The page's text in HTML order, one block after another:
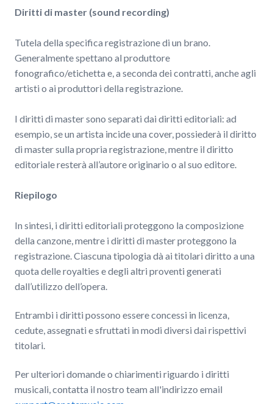
Diritti di master (sound recording)
Tutela della specifica registrazione di un brano.
Generalmente spettano al produttore
fonografico/etichetta e, a seconda dei contratti, anche agli
artisti o ai produttori della registrazione.
I diritti di master sono separati dai diritti editoriali: ad
esempio, se un artista incide una cover, possiederà il diritto
di master sulla propria registrazione, mentre il diritto
editoriale resterà all’autore originario o al suo editore.
Riepilogo
In sintesi, i diritti editoriali proteggono la composizione
della canzone, mentre i diritti di master proteggono la
registrazione. Ciascuna tipologia dà ai titolari diritto a una
quota delle royalties e degli altri proventi generati
dall’utilizzo dell’opera.
Entrambi i diritti possono essere concessi in licenza,
cedute, assegnati e sfruttati in modi diversi dai rispettivi
titolari.
Per ulteriori domande o chiarimenti riguardo i diritti
musicali, contatta il nostro team all'indirizzo email